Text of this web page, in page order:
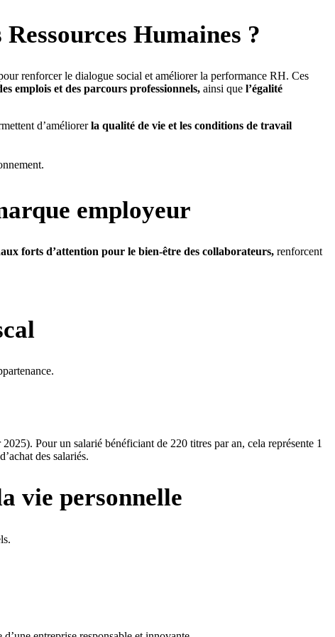
Humaines ?
renforcer le dialogue social et améliorer la performance RH. Ces
emplois et des parcours professionnels, ainsi que l’égalité
d’améliorerla qualité de vie et les conditions de travail
employeur
forts d’attention pour le bien-être des collaborateurs, renforcent
Pour un salarié bénéficiant de 220 titres par an, cela représente 1
des salariés.
vie personnelle